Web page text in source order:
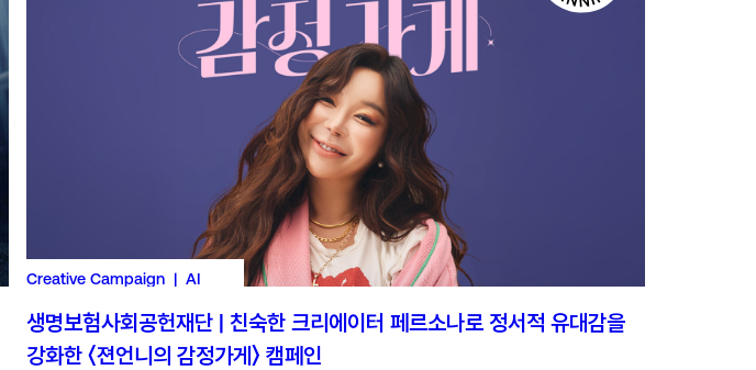
Creative Campaign | AI
생명보험사회공헌재단 | 친숙한 크리에이터 페르소나로 정서적 유대감을
강화한 〈젼언니의 감정가게〉 캠페인